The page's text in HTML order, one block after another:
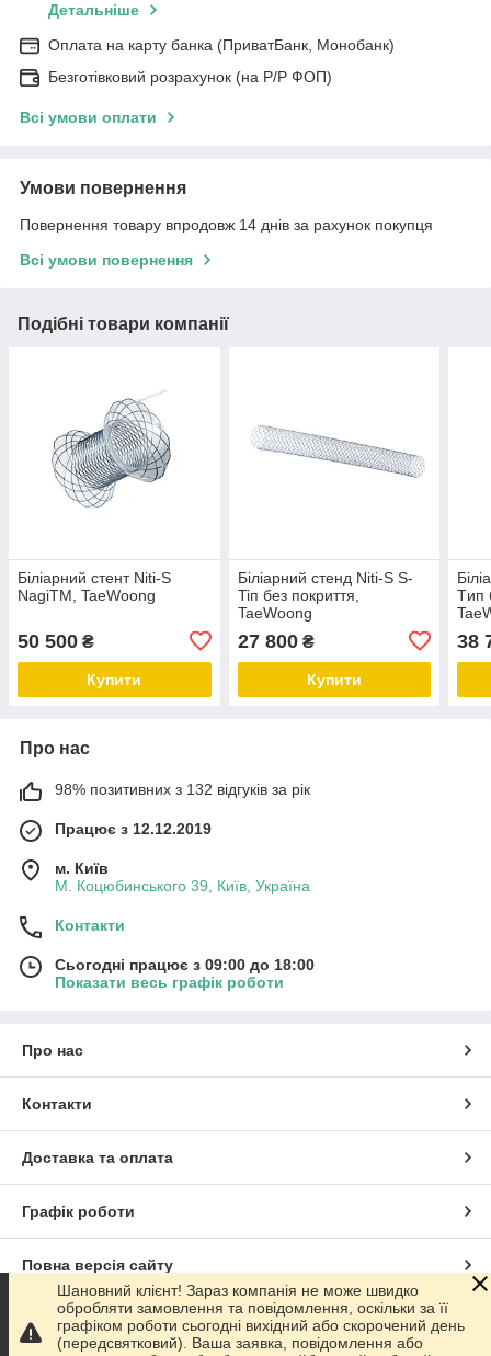
Детальніше
Оплата на карту банка (ПриватБанк, Монобанк)
Безготівковий розрахунок (на Р/Р ФОП)
Всі умови оплати
Умови повернення
Повернення товару впродовж 14 днів за рахунок покупця
Всі умови повернення
Подібні товари компанії
Біліарний стент Niti-S
NagiТМ, TaeWoong
50 500 ₴
Купити
Біліарний стенд Niti-S S-
Tiп без покриття,
TaeWoong
27 800₴
Купити
Tип
38
Про нас
98% позитивних з 132 відгуків за рік
Працює з 12.12.2019
м. Київ
М. Коцюбинського 39, Київ, Україна
Контакти
Сьогодні працює з 09:00 до 18:00
Показати весь графік роботи
Про нас
Контакти
Доставка та оплата
Графік роботи
Повна версія сайту
Сайт створено на маркетплейсіProm.ua
Шановний клієнт! Зараз компанія не може швидко
обробляти замовлення та повідомлення, оскільки за її
графіком роботи сьогодні вихідний або скорочений день
(передсвятковий). Ваша заявка, повідомлення або